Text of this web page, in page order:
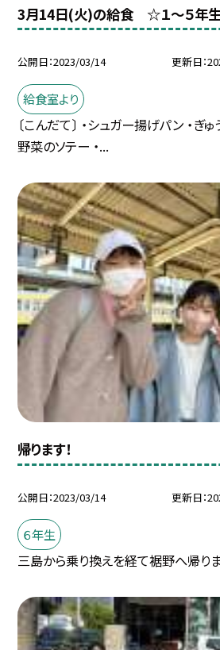
3月14日(火)の給食 ☆１〜５年
公開日 2023/03/14 更新日
給食室より
〔こんだて〕 ・シュガー揚げパン ・ぎ
野菜のソテー ・...
帰ります！
公開日 2023/03/14 更新日
６年生
三島から乗り換えを経て裾野へ帰りま